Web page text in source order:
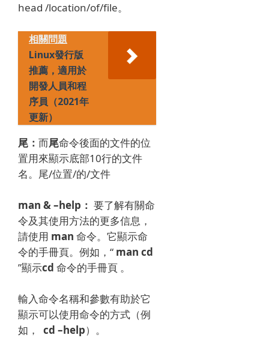
head /location/of/file。
相關問題
Linux發行版
推薦，適用於
開發人員和程
序員（2021年
更新）
尾： 而尾命令後面的文件的位
置用來顯示底部10行的文件
名。 尾/位置/的/文件
man & –help： 要了解有關命
令及其使用方法的更多信息，
請使用 man 命令。 它顯示命
令的手冊頁。 例如，“ man cd
”顯示cd 命令的手冊頁 。
輸入命令名稱和參數有助於它
顯示可以使用命令的方式（例
如， cd –help）。